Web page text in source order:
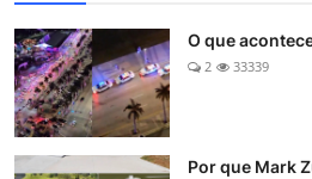
O que
2 33339
Por que Mark